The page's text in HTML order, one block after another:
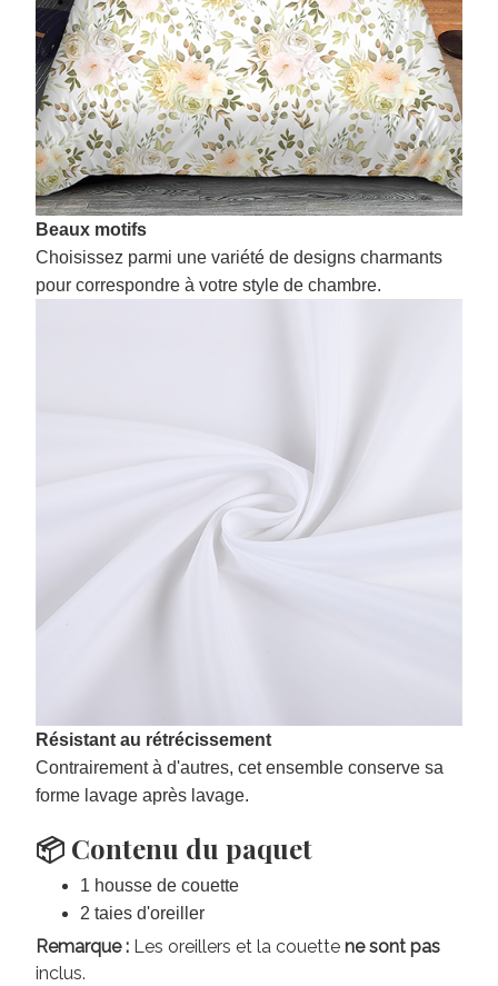
Beaux motifs
Choisissez parmi une variété de designs charmants
pour correspondre à votre style de chambre.
Résistant au rétrécissement
Contrairement à d'autres, cet ensemble conserve sa
forme lavage après lavage.
📦 Contenu du paquet
1 housse de couette
2 taies d'oreiller
Remarque : Les oreillers et la couette ne sont pas
inclus.